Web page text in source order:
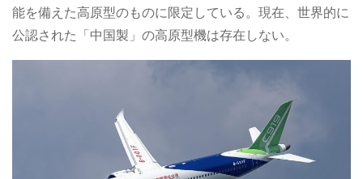
能を備えた高原型のものに限定している。現在、世界的に
公認された「中国製」の高原型機は存在しない。